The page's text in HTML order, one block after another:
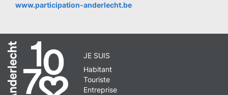
www.participation-anderlecht.be
JE SUIS
Habitant
Touriste
Entreprise